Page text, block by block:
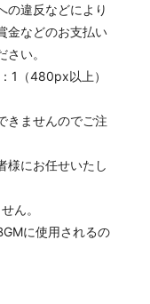
の違反などにより
金などのお支払い
い。
1（480px以上）
きませんのでご注
様にお任せいたし
ん。
に使用されるの